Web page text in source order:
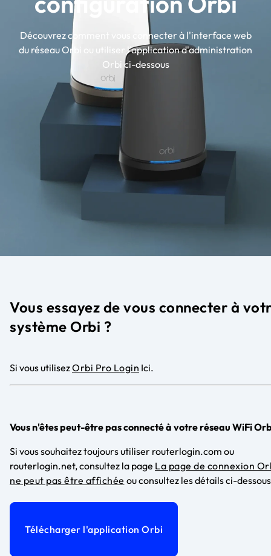
Découvrez comment vous connecter à l'interface web
du réseau Orbi ou utiliser l'application d'administration
Orbi ci-dessous
Vous essayez de vous connecter à
système Orbi ?
Si vous utilisezOrbi Pro Login Ici.
Vous n'êtes peut-être pas connecté à votre réseau WiFi
Si vous souhaitez toujours utiliser routerlogin.com ou
routerlogin.net, consultez la page La page de connexion
ne peut pas être affichée ou consultez les détails ci-dessous
Télécharger l'application Orbi